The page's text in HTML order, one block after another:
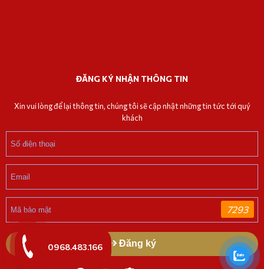
ĐĂNG KÝ NHẬN THÔNG TIN
Xin vui lòng để lại thông tin, chúng tôi sẽ cập nhật những tin tức tới quý
khách
7293
Đăng ký
0968.483.166